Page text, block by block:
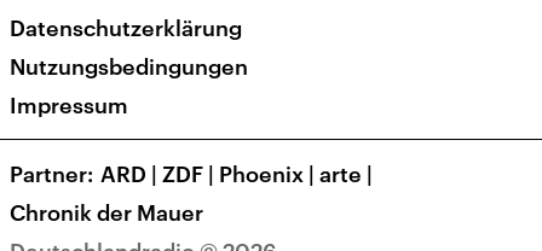
Veranstaltungen
Presse
Karriere
Transparenz
Datenschutzerklärung
Nutzungsbedingungen
Impressum
Partner ARD | ZDF | Phoenix | arte |
Chronik der Mauer